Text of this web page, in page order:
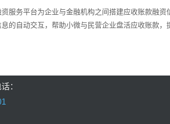
服务平台为企业与金融机构之间搭建应收账款融
的自动交互，帮助小微与民营企业盘活应收账款，
：